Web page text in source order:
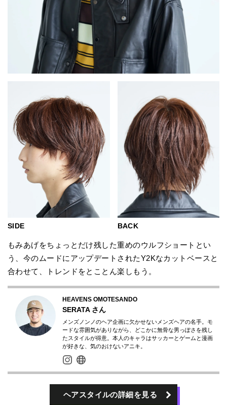
SIDE BACK
もみあげをちょっとだけ残した重めのウルフショートとい
う、今のムードにアップデートされたY2Kなカットベースと
合わせて、トレンドをとことん楽しもう。
HEAVENS OMOTESANDO
SERATAさん
メンズノンノのヘア企画に欠かせないメンズヘアの名手。モ
ードな雰囲気がありながら、どこかに無骨な男っぽさを残し
たスタイルが得意。本人のキャラはサッカーとゲームと漫画
が好きな、気のおけないアニキ。
ヘアスタイルの詳細を見る